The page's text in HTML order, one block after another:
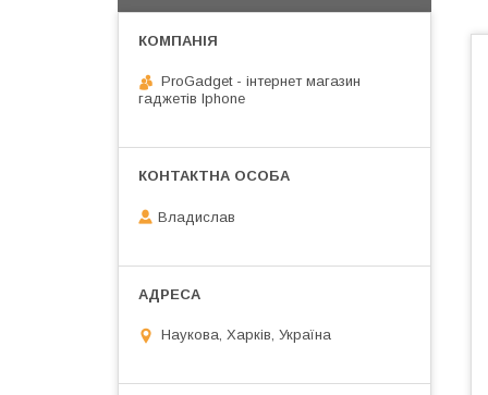
ProGadget - iнтернет магазин
гаджетів Iphone
Владислав
Наукова, Харків, Україна